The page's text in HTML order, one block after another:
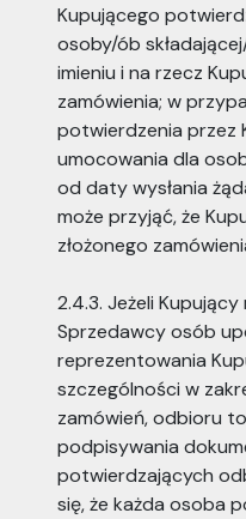
Kupującego
osoby/ób
imieniu i na rzecz
zamówienia; w
potwierdzenia przez
umocowania dla
od daty wysłania
może przyjąć, że
złożonego
2.4.3. Jeżeli Kupujący
Sprzedawcy osób
reprezentowania
szczególności w
zamówień, odbioru
podpisywania
potwierdzających
się, że każda osoba